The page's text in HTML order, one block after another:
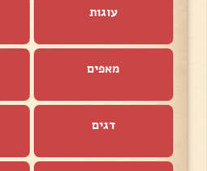
עוגות
מאפים
דגים